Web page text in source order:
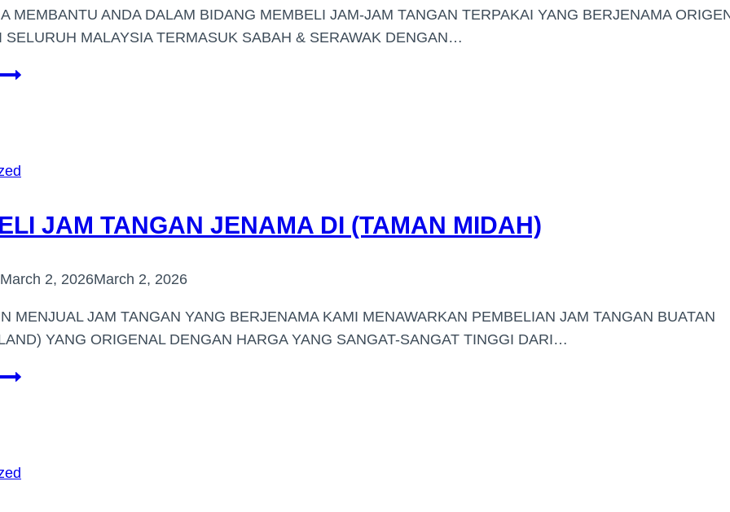
MEMBANTU ANDA DALAM BIDANG MEMBELI JAM-JAM TANGAN TERPAKAI YANG BERJENAMA
SELURUH MALAYSIA TERMASUK SABAH & SERAWAK DENGAN…
JAM TANGAN JENAMA DI (TAMAN MIDAH)
March 2, 2026March 2, 2026
MENJUAL JAM TANGAN YANG BERJENAMA KAMI MENAWARKAN PEMBELIAN JAM TANGAN BUATAN
YANG ORIGENAL DENGAN HARGA YANG SANGAT-SANGAT TINGGI DARI…